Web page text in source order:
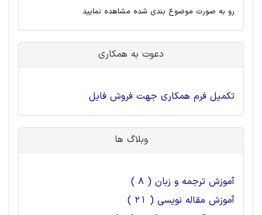
رو به صورت موضوع بندی شده مشاهده نمایید
دعوت به همکاری
تکمیل فرم همکاری جهت فروش فایل
وبلاگ ها
آموزش ترجمه و زبان ( 8 )
آموزش مقاله نویسی ( 21 )